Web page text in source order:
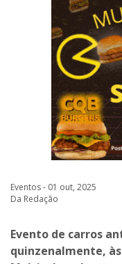
Eventos - 01 out, 2025
Da Redação
Evento de carros
quinzenalmente,